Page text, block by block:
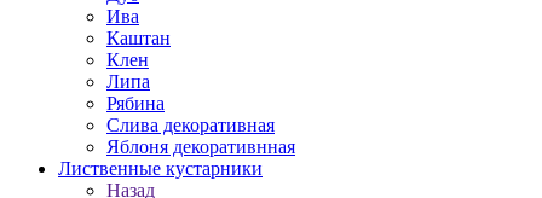
Ива
Каштан
Клен
Липа
Рябина
Слива декоративная
Яблоня декоративнная
Лиственные кустарники
Назад